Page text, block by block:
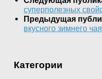
суперполезных
Предыдущая
вкусного зимнего чая
Категории